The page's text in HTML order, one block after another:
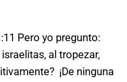
Pero yo pregunto:
al tropezar,
¡De ninguna